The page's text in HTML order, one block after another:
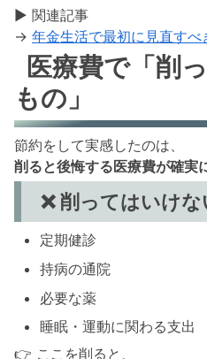
▶ 関連記事
→ 年金生活で最初に見直すべ
医療費で「削
もの」
節約をして実感したのは、
削ると後悔する医療費が確実
❌ 削ってはいけ
定期健診
持病の通院
必要な薬
睡眠・運動に関わる支出
👉 ここを削ると、